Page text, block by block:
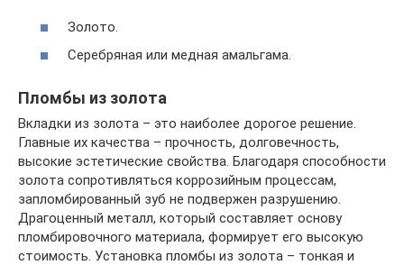
Золото.
Серебряная или медная амальгама.
Пломбы из золота
Вкладки из золота – это наиболее дорогое решение.
Главные их качества – прочность, долговечность,
высокие эстетические свойства. Благодаря способности
золота сопротивляться коррозийным процессам,
запломбированный зуб не подвержен разрушению.
Драгоценный металл, который составляет основу
пломбировочного материала, формирует его высокую
стоимость. Установка пломбы из золота – тонкая и